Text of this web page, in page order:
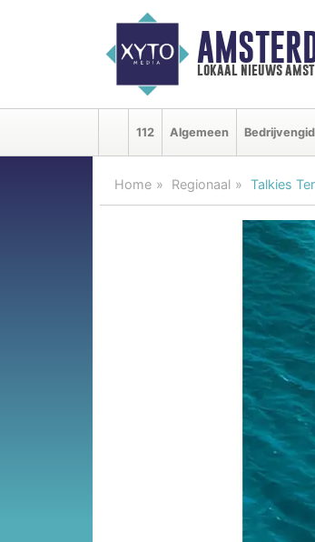
lokaal nieuws
112 Algemeen
Home Regionaal Talkies